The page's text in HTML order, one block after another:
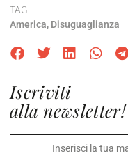
TAG
America, Disuguaglianza
Iscriviti
alla newsletter!